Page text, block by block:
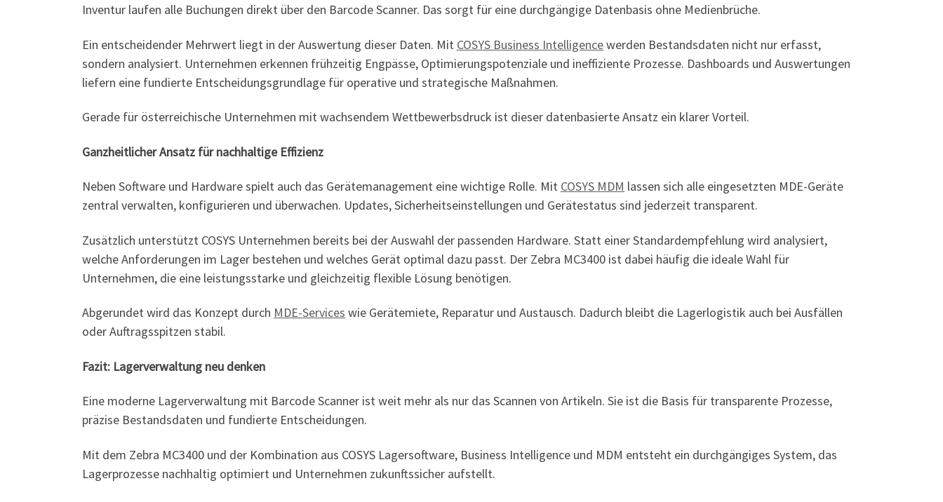
Inventur laufen alle Buchungen direkt über den Barcode Scanner. Das sorgt für eine durchgängige Datenbasis ohne Medienbrüche.
Ein entscheidender Mehrwert liegt in der Auswertung dieser Daten. Mit COSYS Business Intelligencewerden Bestandsdaten nicht nur erfasst,
sondern analysiert. Unternehmen erkennen frühzeitig Engpässe, Optimierungspotenziale und ineffiziente Prozesse. Dashboards und Auswertungen
liefern eine fundierte Entscheidungsgrundlage für operative und strategische Maßnahmen.
Gerade für österreichische Unternehmen mit wachsendem Wettbewerbsdruck ist dieser datenbasierte Ansatz ein klarer Vorteil.
Ganzheitlicher Ansatz für nachhaltige Effizienz
Neben Software und Hardware spielt auch das Gerätemanagement eine wichtige Rolle. Mit COSYS MDM lassen sich alle eingesetzten MDE-Geräte
zentral verwalten, konfigurieren und überwachen. Updates, Sicherheitseinstellungen und Gerätestatus sind jederzeit transparent.
Zusätzlich unterstützt COSYS Unternehmen bereits bei der Auswahl der passenden Hardware. Statt einer Standardempfehlung wird analysiert,
welche Anforderungen im Lager bestehen und welches Gerät optimal dazu passt. Der Zebra MC3400 ist dabei häufig die ideale Wahl für
Unternehmen, die eine leistungsstarke und gleichzeitig flexible Lösung benötigen.
Abgerundet wird das Konzept durch MDE-Services wie Gerätemiete, Reparatur und Austausch. Dadurch bleibt die Lagerlogistik auch bei Ausfällen
oder Auftragsspitzen stabil.
Fazit: Lagerverwaltung neu denken
Eine moderne Lagerverwaltung mit Barcode Scanner ist weit mehr als nur das Scannen von Artikeln. Sie ist die Basis für transparente Prozesse,
präzise Bestandsdaten und fundierte Entscheidungen.
Mit dem Zebra MC3400 und der Kombination aus COSYS Lagersoftware, Business Intelligence und MDM entsteht ein durchgängiges System, das
Lagerprozesse nachhaltig optimiert und Unternehmen zukunftssicher aufstellt.